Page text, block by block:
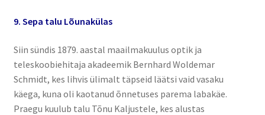
9. Sepa talu Lõunakülas
Siin sündis 1879. aastal maailmakuulus optik ja
teleskoobiehitaja akadeemik Bernhard Woldemar
Schmidt, kes lihvis ülimalt täpseid läätsi vaid vasaku
käega, kuna oli kaotanud õnnetuses parema labakäe.
Praegu kuulub talu Tõnu Kaljustele, kes alustas